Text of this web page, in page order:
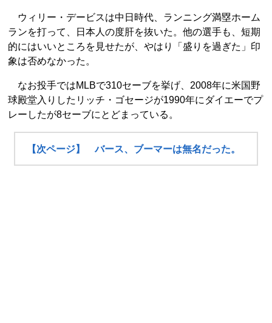
ウィリー・デービスは中日時代、ランニング満塁ホーム
ランを打って、日本人の度肝を抜いた。他の選手も、短期
的にはいいところを見せたが、やはり「盛りを過ぎた」印
象は否めなかった。
なお投手ではMLBで310セーブを挙げ、2008年に米国野
球殿堂入りしたリッチ・ゴセージが1990年にダイエーでプ
レーしたが8セーブにとどまっている。
【次ページ】 バース、ブーマーは無名だった。